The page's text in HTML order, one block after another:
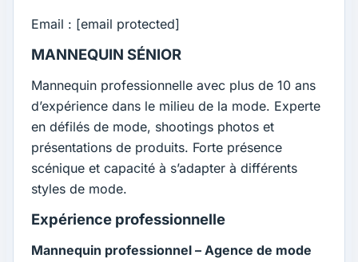
Email : [email protected]
MANNEQUIN SÉNIOR
Mannequin professionnelle avec plus de 10 ans
d’expérience dans le milieu de la mode. Experte
en défilés de mode, shootings photos et
présentations de produits. Forte présence
scénique et capacité à s’adapter à différents
styles de mode.
Expérience professionnelle
Mannequin professionnel – Agence de mode